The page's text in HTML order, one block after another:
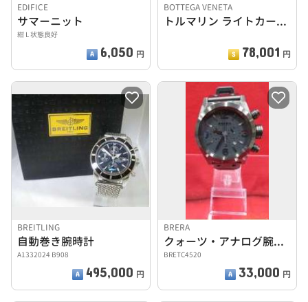
EDIFICE
サマーニット
紺 L 状態良好
6,050 円
BOTTEGA VENETA
トルマリン ライトカーフ ソフトクロコダイル フュメ
78,001 円
BREITLING
自動巻き腕時計
A1332024 B908
495,000 円
BRERA
クォーツ・アナログ腕時計
BRETC4520
33,000 円